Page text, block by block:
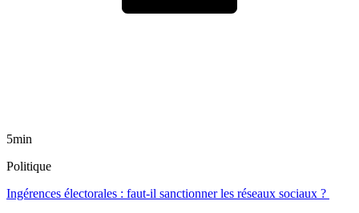
5min
Politique
Ingérences électorales : faut-il sanctionner les réseaux sociaux ?